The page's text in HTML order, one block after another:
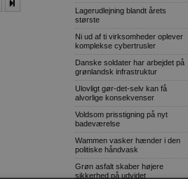
Lagerudlejning blandt årets
største
Ni ud af ti virksomheder oplever
komplekse cybertrusler
Danske soldater har arbejdet på
grønlandsk infrastruktur
Ulovligt gør-det-selv kan få
alvorlige konsekvenser
Voldsom prisstigning på nyt
badeværelse
Wammen vasker hænder i den
politiske håndvask
Grøn asfalt skaber højere
sikkerhed på udvidet